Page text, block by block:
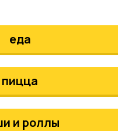
еда
пицца
и роллы